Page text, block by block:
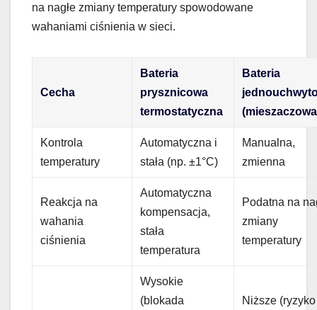
na nagłe zmiany temperatury spowodowane
wahaniami ciśnienia w sieci.
Cecha
Bateria
prysznicowa
termostatyczna
Bateria
Kontrola
temperatury
Automatyczna i
stała (np. ±1°C)
Manualna,
zmienna
Reakcja na
wahania
ciśnienia
Automatyczna
kompensacja,
stała
temperatura
Podatna na
zmiany
temperatury
Wysokie
(blokada
Niższe (ryzyko